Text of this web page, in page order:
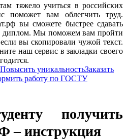
тяжело учиться в российских
поможет вам облегчить труд.
вы сможете быстрее сдавать
диплом. Мы поможем вам пройти
вы скопировали чужой текст.
наш сервис в закладки своего
Повысить уникальностьЗаказать
работу по ГОСТУ
получить
– инструкция